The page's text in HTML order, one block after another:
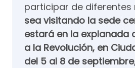
participar de diferentes
sea visitando la sede
estará en la explanada
a la Revolución, en
del 5 al 8 de septiembre